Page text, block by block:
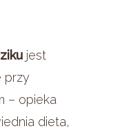
jest
przy
– opieka
dieta,